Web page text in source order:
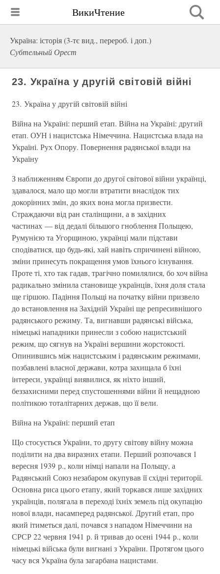
ВикиЧтение
Україна: історія (3-тє вид., перероб. і доп.)
Субтельный Орест
23. Україна у другій світовій війні
23. Україна у другій світовій війні
Війна на Україні: перший етап. Війна на Україні: другий
етап. ОУН і нацистська Німеччина. Нацистська влада на
Україні. Рух Опору. Повернення радянської влади на
Україну
З наближенням Європи до другої світової війни українці,
здавалося, мало що могли втратити внаслідок тих
докорінних змін, до яких вона могла призвести.
Страждаючи від ран сталінщини, а в західних
частинах — від дедалі більшого гноблення Польщею,
Румунією та Угорщиною, українці мали підстави
сподіватися, що будь-які, хай навіть спричинені війною,
зміни принесуть покращення умов їхнього існування.
Проте ті, хто так гадав, трагічно помилялися, бо хоч війна
радикально змінила становище українців, їхня доля стала
ще гіршою. Падіння Польщі на початку війни призвело
до встановлення на Західній Україні ще репресивнішого
радянського режиму. Та, вигнавши радянські війська,
німецькі нападники принесли з собою нацистський
режим, що сягнув на Україні вершини жорстокості.
Опинившись між нацистським і радянським режимами,
позбавлені власної держави, котра захищала б їхні
інтереси, українці виявилися, як ніхто інший,
беззахисними перед спустошеннями війни й нещадною
політикою тоталітарних держав, що її вели.
Війна на Україні: перший етап
Що стосується України, то другу світову війну можна
поділити на два виразних етапи. Перший розпочався 1
вересня 1939 р., коли німці напали на Польщу, а
Радянський Союз незабаром окупував її східні території.
Основна риса цього етапу, який торкався лише західних
українців, полягала в переході їхніх земель під окупацію
нової влади, насамперед радянської. Другий етап, про
який ітиметься далі, почався з нападом Німеччини на
СРСР 22 червня 1941 р. й тривав до осені 1944 р., коли
німецькі війська були вигнані з України. Протягом цього
часу вся Україна була загарбана нацистами.